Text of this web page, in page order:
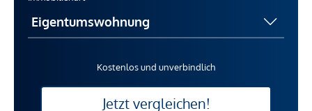
Kostenlos und unverbindlich
Jetzt vergleichen!